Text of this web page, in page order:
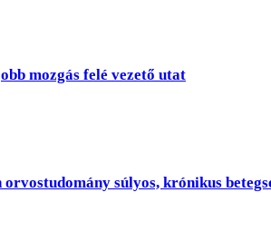
mozgás felé vezető utat
súlyos, krónikus